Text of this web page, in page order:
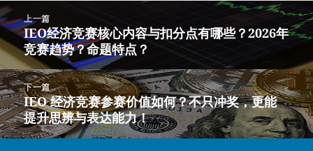
文
章
导
航
上一篇
上
篇
文
章：
IEO经济竞赛核心内容与扣分点有哪些？2026年
竞赛趋势？命题特点？
下一篇
下
篇
文
IEO 经济竞赛参赛价值如何？不只冲奖，更能
提升思辨与表达能力！